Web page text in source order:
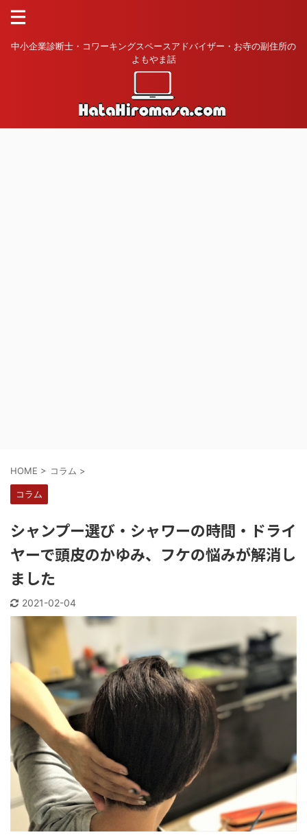
中小企業診断士・コワーキングスペースアドバイザー・お寺の副住所の
よもやま話
HOME > コラム >
コラム
シャンプー選び・シャワーの時間・ドライ
ヤーで頭皮のかゆみ、フケの悩みが解消し
ました
2021-02-04